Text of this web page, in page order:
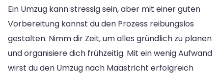
Ein Umzug kann stressig sein, aber mit einer guten
Vorbereitung kannst du den Prozess reibungslos
gestalten. Nimm dir Zeit, um alles gründlich zu planen
und organisiere dich frühzeitig. Mit ein wenig Aufwand
wirst du den Umzug nach Maastricht erfolgreich